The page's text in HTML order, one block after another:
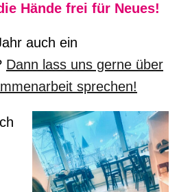
Hände frei für Neues!
auch ein
Dann lass uns gerne über
sprechen!